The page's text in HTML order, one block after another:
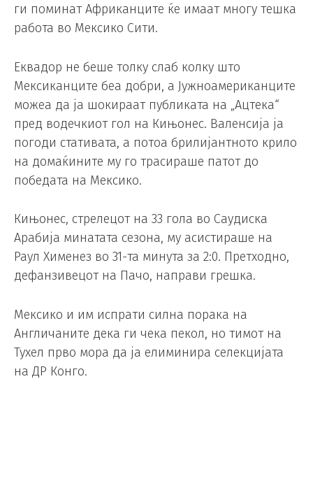
ги поминат Африканците ќе имаат многу тешка
работа во Мексико Сити.
Еквадор не беше толку слаб колку што
Мексиканците беа добри, а Јужноамериканците
можеа да ја шокираат публиката на „Ацтека“
пред водечкиот гол на Кињонес. Валенсија ја
погоди стативата, а потоа брилијантното крило
на домаќините му го трасираше патот до
победата на Мексико.
Кињонес, стрелецот на 33 гола во Саудиска
Арабија минатата сезона, му асистираше на
Раул Хименез во 31-та минута за 2:0. Претходно,
дефанзивецот на Пачо, направи грешка.
Мексико и им испрати силна порака на
Англичаните дека ги чека пекол, но тимот на
Тухел прво мора да ја елиминира селекцијата
на ДР Конго.